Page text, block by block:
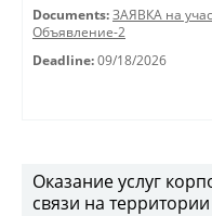
Documents: ЗАЯВКА на
Объявление-2
Deadline: 09/18/2026
Оказание услуг
связи на